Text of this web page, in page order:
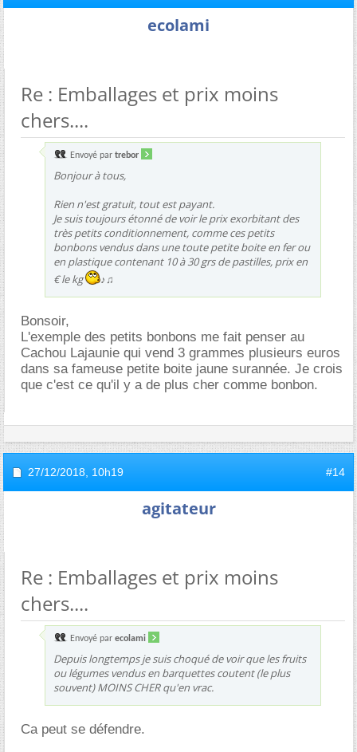
ecolami
Re : Emballages et prix moins
chers....
Envoyé par trebor
Bonjour à tous,
Rien n'est gratuit, tout est payant.
Je suis toujours étonné de voir le prix exorbitant des
très petits conditionnement, comme ces petits
bonbons vendus dans une toute petite boite en fer ou
en plastique contenant 10 à 30 grs de pastilles, prix en
le kg
♪♫
Bonsoir,
L'exemple des petits bonbons me fait penser au
Cachou Lajaunie qui vend 3 grammes plusieurs euros
dans sa fameuse petite boite jaune surannée. Je crois
que c'est ce qu'il y a de plus cher comme bonbon.
27/12/2018, 10h19 #14
agitateur
Re : Emballages et prix moins
chers....
Envoyé par ecolami
Depuis longtemps je suis choqué de voir que les fruits
ou légumes vendus en barquettes coutent (le plus
souvent) MOINS CHER qu'en vrac.
Ca peut se défendre.